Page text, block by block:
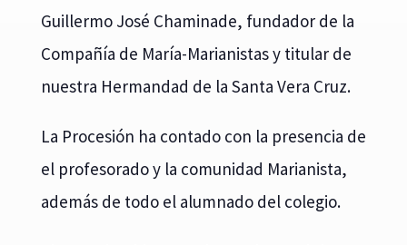
Guillermo José Chaminade, fundador de la
Compañía de María-Marianistas y titular de
nuestra Hermandad de la Santa Vera Cruz.
La Procesión ha contado con la presencia de
el profesorado y la comunidad Marianista,
además de todo el alumnado del colegio.